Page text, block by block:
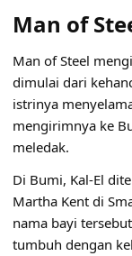
Man of
Man of Steel
dimulai dari
istrinya
mengirimnya ke
meledak.
Di Bumi, Kal-El
Martha Kent di
nama bayi
tumbuh dengan